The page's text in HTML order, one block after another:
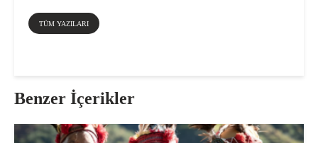
TÜM YAZILARI
Benzer İçerikler